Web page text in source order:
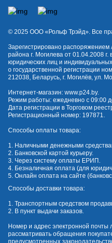
© 2025 OOO «Рольф Трэйд». Все
Зарегистрировано
района г. Могилева от 01.04.2008
юридических лиц и
о государственной регистрации
212038, Беларусь, г. Могилёв, ул.
Интернет-магазин: www.p24.by.
Режим работы: ежедневно с 09:00
Дата регистрации в Торговом
Регистрационный номер: 197871.
Способы оплаты товара:
1. Наличными денежными
2. Банковской картой курьеру.
3. Через систему оплаты ЕРИП.
4. Безналичная оплата (для
5. Онлайн оплата на сайте
Способы доставки товара:
1. Транспортным средством
2. В пункт выдачи заказов.
Номер и адрес электронной почты
рассматривать обращения